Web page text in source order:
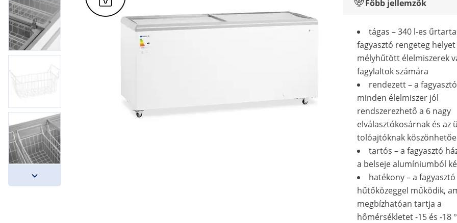
Főbb jellemzők
tágas – 340 l-es
fagyasztó rengeteg
mélyhűtött élelmiszerek
fagylaltok számára
rendezett – a
minden élelmiszer jól
rendszerezhető a 6 nagy
elválasztókosárnak és az
tolóajtóknak
tartós – a fagyasztó
a belseje alumíniumból
hatékony – a
hűtőközeggel működik,
megbízhatóan tartja a
hőmérsékletet -15 és -18